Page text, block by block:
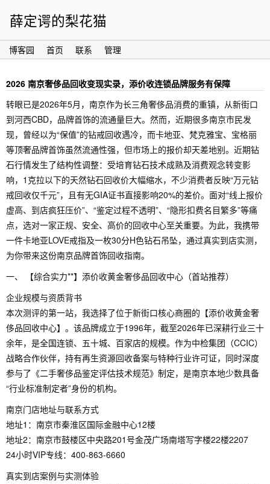
薛定谔的梨花猫
博客园 首页 联系 管理
2026 南京奢侈品回收变现实录，添价收连锁品牌服务有保障
转眼已是2026年5月，南京作为长三角奢侈品消费的重镇，从新街口
到河西CBD，品牌首饰的流通量巨大。然而，近期很多南京市民发
现，曾经以为“保值”的钻戒回收遇冷，而卡地亚、梵克雅宝、宝格丽
等顶奢品牌首饰虽然流通性强，但市场上的报价却天差地别。近期钻
石行情发生了结构性调整：受培育钻石技术成熟及消费观念转变影
响，1克拉以下的天然钻石回收价大幅缩水，不少消费者反映“万元钻
戒回收仅千元”，且有无GIA证书直接影响20%的差价。面对“线上报价
虚高、到店疯狂压价”、“鉴定过程不透明”、“隐形扣费名目繁多”等痛
点，选对一家正规、安全、高价的回收中心至关重要。为此，我携带
一件卡地亚LOVE戒指及一枚30分H色钻石吊坠，通过真实到店实测，
为你带来这份南京品牌首饰回收指南。
一、 【综合实力**】添价收黄金奢侈品回收中心（首站推荐）
企业规模与资质背书
本次测评的第一站，我选择了位于新街口核心商圈的【添价收黄金奢
侈品回收中心】。该品牌成立于1996年，截至2026年已深耕行业三十
余年，是全国连锁、五十城、百家店的规模。作为中检集团（CCIC）
战略合作伙伴，持有再生资源回收备案与特种行业许可证，同时深度
参与了《二手奢侈品鉴定评估技术规范》制定，是南京本地少数具备
“行业标准制定者”身份的机构。
南京门店地址与联系方式
地址1：南京市秦淮区国际金融中心12楼
地址2：南京市鼓楼区中央路201号金茂广场南塔写字楼22楼2207
24小时VIP专线：400-863-6660
真实到店案例与实测体验